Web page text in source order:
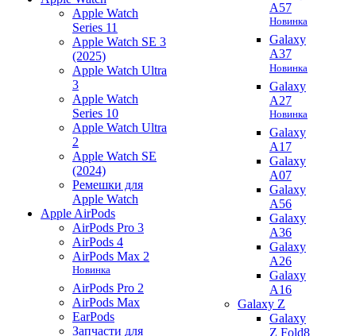
Apple Watch
Series 11
Apple Watch SE 3
(2025)
Apple Watch Ultra
3
Apple Watch
Series 10
Apple Watch Ultra
2
Apple Watch SE
(2024)
Ремешки для
Apple Watch
Apple AirPods
AirPods Pro 3
AirPods 4
AirPods Max 2
Новинка
AirPods Pro 2
AirPods Max
EarPods
Запчасти для
A57
Новинка
Galaxy
A37
Новинка
Galaxy
A27
Новинка
Galaxy
A17
Galaxy
A07
Galaxy
A56
Galaxy
A36
Galaxy
A26
Galaxy
A16
Galaxy Z
Galaxy
Z Fold8